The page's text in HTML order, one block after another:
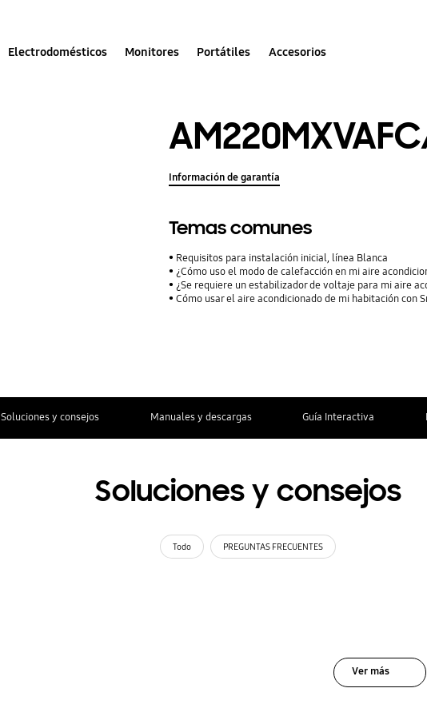
Electrodomésticos Monitores Portátiles Accesorios
Información de garantía
Temas comunes
Requisitos para instalación inicial, línea Blanca
¿Cómo uso el modo de calefacción en mi aire
¿Se requiere un estabilizador de voltaje para mi aire
Cómo usar el aire acondicionado de mi habitación con
Soluciones y consejos Manuales y descargas Guía Interactiva
Soluciones y consejos
Todo PREGUNTAS FRECUENTES
Ver más